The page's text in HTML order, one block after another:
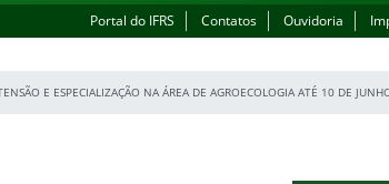
Portal do IFRS Contatos Ouvidoria
E ESPECIALIZAÇÃO NA ÁREA DE AGROECOLOGIA ATÉ 10 DE